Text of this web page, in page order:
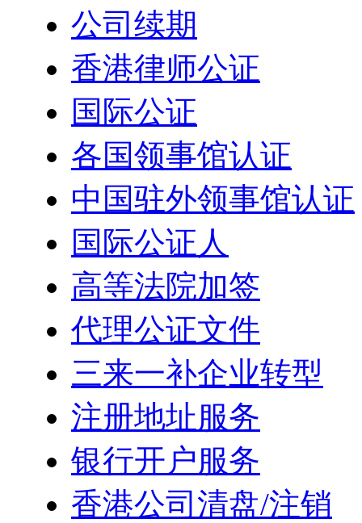
公司续期
香港律师公证
国际公证
各国领事馆认证
中国驻外领事馆认证
国际公证人
高等法院加签
代理公证文件
三来一补企业转型
注册地址服务
银行开户服务
香港公司清盘/注销